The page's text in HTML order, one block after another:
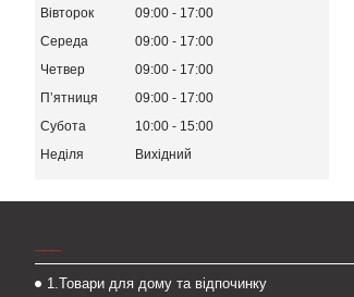
Вівторок
09:00
17:00
Середа
09:00
17:00
Четвер
09:00
17:00
Пʼятниця
09:00
17:00
Субота
10:00
15:00
Неділя
Вихідний
1.Товари для дому та відпочинку